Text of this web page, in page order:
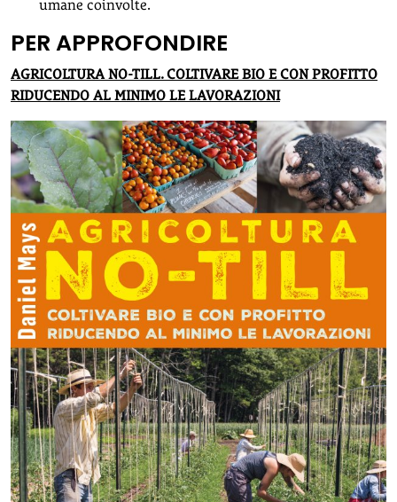
umane coinvolte.
PER APPROFONDIRE
AGRICOLTURA NO-TILL. COLTIVARE BIO E CON PROFITTO
RIDUCENDO AL MINIMO LE LAVORAZIONI